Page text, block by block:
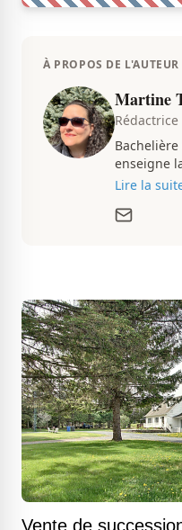
À PROPOS DE L'AUTEUR
Martine
Rédactrice
enseigne
pièces
Lire la
Vente de